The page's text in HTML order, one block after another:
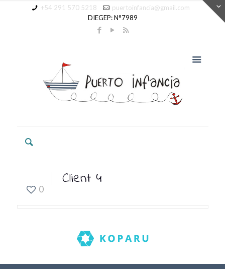
+54 291 570 5218
puertoinfancia@gmail.com
DIEGEP: N°7989
0
Client 4